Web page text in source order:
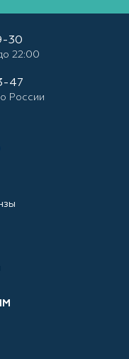
30
22:00
47
России